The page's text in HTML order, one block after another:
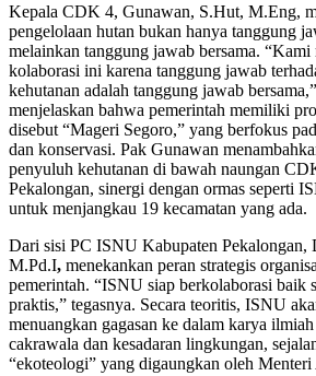
Kepala CDK 4, Gunawan, S.Hut, M.Eng,
pengelolaan hutan bukan hanya tanggung
melainkan tanggung jawab bersama.
kolaborasi ini karena tanggung jawab
kehutanan adalah tanggung jawab
menjelaskan bahwa pemerintah memiliki
disebut “Mageri Segoro,” yang berfokus
dan konservasi. Pak Gunawan
penyuluh kehutanan di bawah naungan
Pekalongan, sinergi dengan ormas seperti
untuk menjangkau 19 kecamatan yang ada.
Dari sisi PC ISNU Kabupaten Pekalongan,
M.Pd.I, menekankan peran strategis
pemerintah. “ISNU siap berkolaborasi baik
praktis,” tegasnya. Secara teoritis, ISNU
menuangkan gagasan ke dalam karya
cakrawala dan kesadaran lingkungan,
“ekoteologi” yang digaungkan oleh